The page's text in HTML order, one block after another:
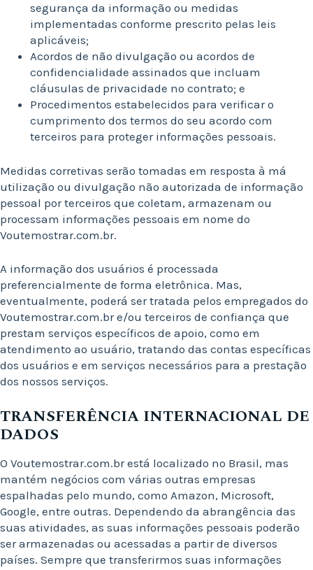
segurança da informação ou medidas
implementadas conforme prescrito pelas leis
aplicáveis;
Acordos de não divulgação ou acordos de
confidencialidade assinados que incluam
cláusulas de privacidade no contrato; e
Procedimentos estabelecidos para verificar o
cumprimento dos termos do seu acordo com
terceiros para proteger informações pessoais.
Medidas corretivas serão tomadas em resposta à má
utilização ou divulgação não autorizada de informação
pessoal por terceiros que coletam, armazenam ou
processam informações pessoais em nome do
Voutemostrar.com.br.
A informação dos usuários é processada
preferencialmente de forma eletrônica. Mas,
eventualmente, poderá ser tratada pelos empregados do
Voutemostrar.com.br e/ou terceiros de confiança que
prestam serviços específicos de apoio, como em
atendimento ao usuário, tratando das contas específicas
dos usuários e em serviços necessários para a prestação
dos nossos serviços.
TRANSFERÊNCIA INTERNACIONAL DE
DADOS
O Voutemostrar.com.br está localizado no Brasil, mas
mantém negócios com várias outras empresas
espalhadas pelo mundo, como Amazon, Microsoft,
Google, entre outras. Dependendo da abrangência das
suas atividades, as suas informações pessoais poderão
ser armazenadas ou acessadas a partir de diversos
países. Sempre que transferirmos suas informações